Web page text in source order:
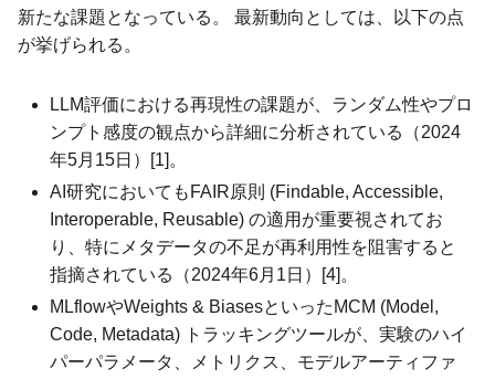
新たな課題となっている。 最新動向としては、以下の点
が挙げられる。
LLM評価における再現性の課題が、ランダム性やプロ
ンプト感度の観点から詳細に分析されている（2024
年5月15日）[1]。
AI研究においてもFAIR原則 (Findable, Accessible,
Interoperable, Reusable) の適用が重要視されてお
り、特にメタデータの不足が再利用性を阻害すると
指摘されている（2024年6月1日）[4]。
MLflowやWeights & BiasesといったMCM (Model,
Code, Metadata) トラッキングツールが、実験のハイ
パーパラメータ、メトリクス、モデルアーティファ